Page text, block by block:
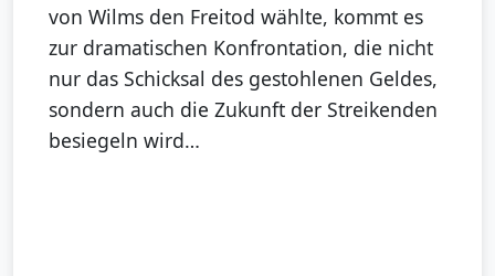
von Wilms den Freitod wählte, kommt es
zur dramatischen Konfrontation, die nicht
nur das Schicksal des gestohlenen Geldes,
sondern auch die Zukunft der Streikenden
besiegeln wird…